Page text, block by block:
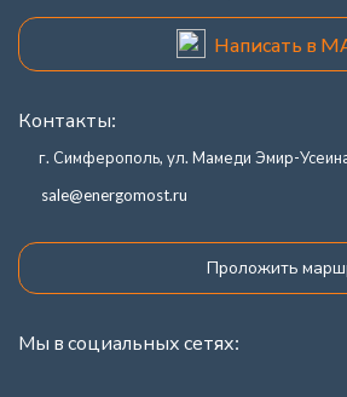
Написать в
Контакты:
г. Симферополь, ул. Мамеди Эмир-
sale@energomost.ru
Проложить
Мы в социальных сетях: